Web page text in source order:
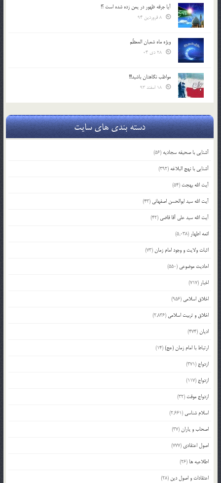
آیا جرقه ظهور در یمن زده شده است ؟!
ویژه ماه شعبان المعظّم
مواظب نگاهتان باشید!!!
دسته بندی های سایت
آشنایی با صحیفه سجادیه (56)
آشنایی با نهج البلاغه (392)
آیت الله بهجت (54)
آیت الله سید ابوالحسن اصفهانی (43)
آیت الله سید علی آقا قاضی (42)
ائمه اطهار (5,038)
اثبات ولایت و وجود امام زمان(73)
احادیث موضوعی (550)
اخبار (717)
اخلاق اسلامی (956)
اخلاق و تربیت اسلامی (2,836)
ادیان(474)
ارتباط با امام زمان (عج)(14)
ازدواج (371)
ازدواج (117)
ازدواج موقت (32)
اسلام شناسی (2,661)
اصحاب و یاران(37)
اصول اعتقادی (777)
اطلاعیه ها (26)
اعتقادات و اصول دین (28)